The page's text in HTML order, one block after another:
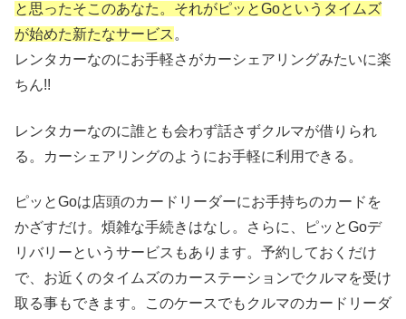
と思ったそこのあなた。 それがピッとGoというタイムズ
が始めた新たなサービス 。
レンタカーなのにお手軽さがカーシェアリングみたいに楽
ちん!!
レンタカーなのに誰とも会わず話さずクルマが借りられ
る。カーシェアリングのようにお手軽に利用できる。
ピッとGoは店頭のカードリーダーにお手持ちのカードを
かざすだけ。煩雑な手続きはなし。さらに、ピッとGoデ
リバリーというサービスもあります。予約しておくだけ
で、お近くのタイムズのカーステーションでクルマを受け
取る事もできます。このケースでもクルマのカードリーダ